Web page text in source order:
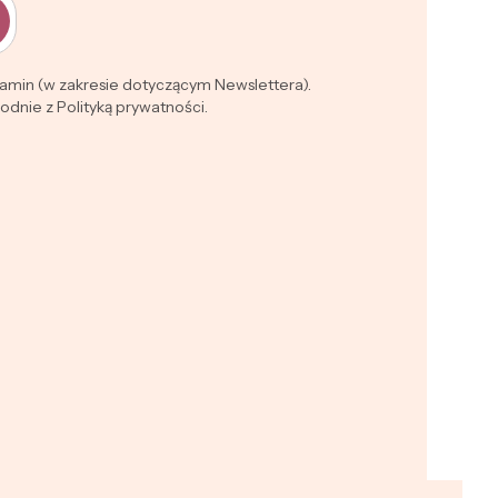
(w zakresie dotyczącym Newslettera).
z Polityką prywatności.